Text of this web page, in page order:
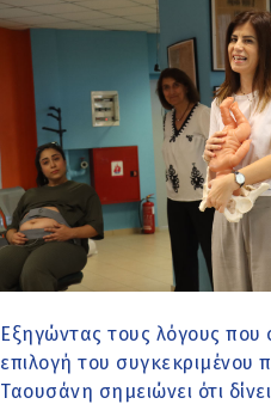
Εξηγώντας τους λόγους
επιλογή του συγκεκριμένου
Ταουσάνη σημειώνει ότι